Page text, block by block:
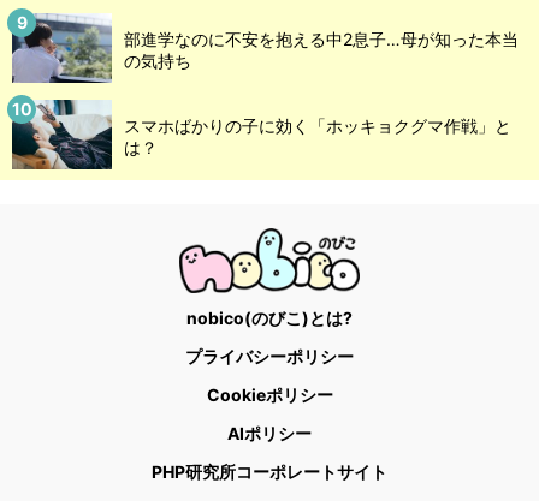
部進学なのに不安を抱える中2息子…母が知った本当
の気持ち
スマホばかりの子に効く「ホッキョクグマ作戦」と
は？
nobico(のびこ)とは?
プライバシーポリシー
Cookieポリシー
AIポリシー
PHP研究所コーポレートサイト